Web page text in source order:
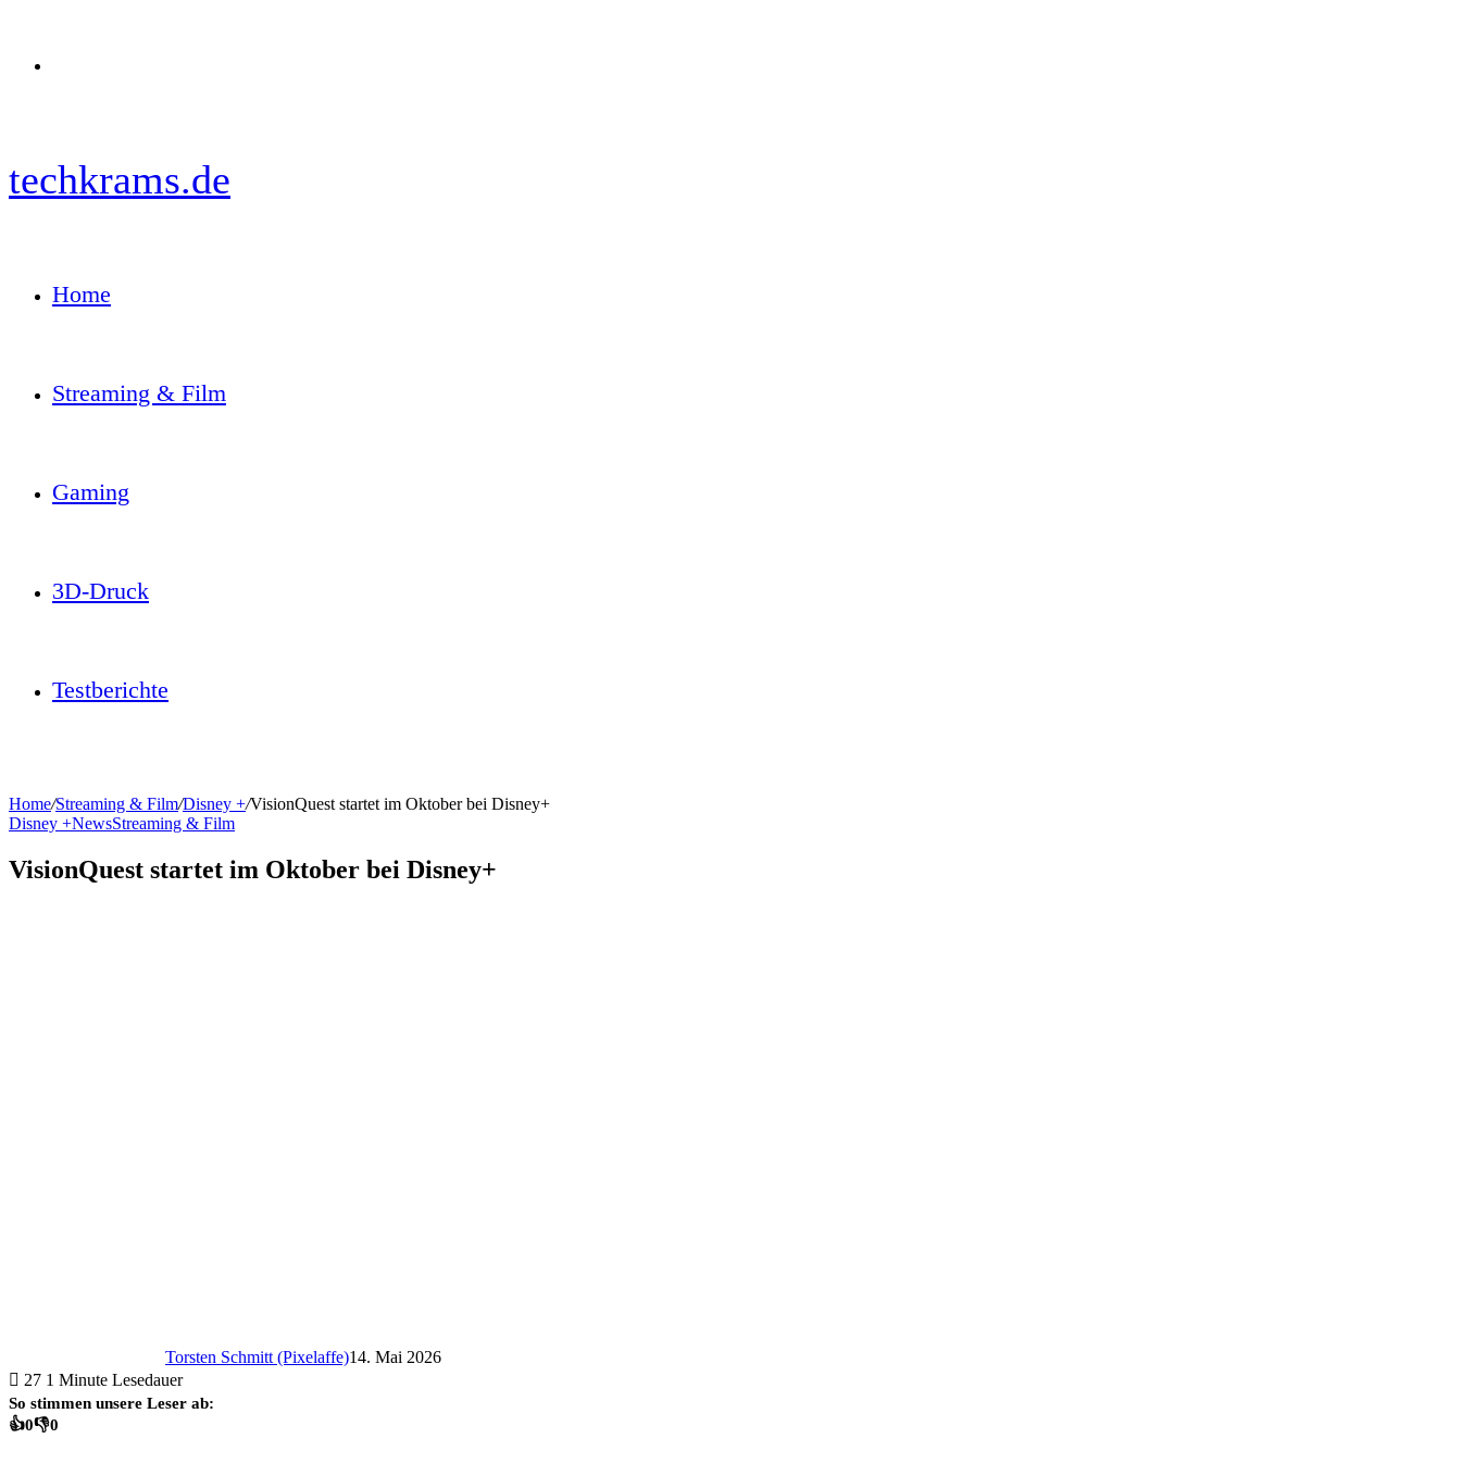
techkrams.de
Home
Streaming & Film
Gaming
3D-Druck
Testberichte
Home/Streaming & Film/Disney +/VisionQuest startet im Oktober bei Disney+
Disney +NewsStreaming & Film
VisionQuest startet im Oktober bei Disney+
Torsten Schmitt (Pixelaffe)14. Mai 2026
27 1 Minute Lesedauer
So stimmen unsere Leser ab:
👍0👎0